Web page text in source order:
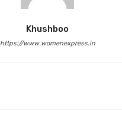
Khushboo
https://www.womenexpress.in